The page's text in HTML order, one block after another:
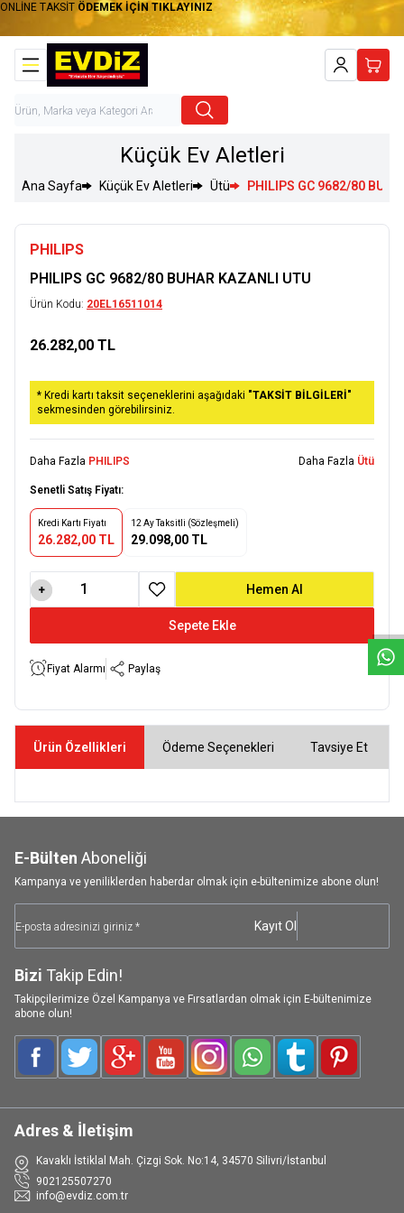
ONLİNE TAKSİT ÖDEMEK İÇİN TIKLAYINIZ
Hesabım
Küçük Ev Aletleri
Ana Sayfa Küçük Ev Aletleri Ütü PHILIPS GC 9682/80
PHILIPS
PHILIPS GC 9682/80 BUHAR KAZANLI UTU
Ürün Kodu: 20EL16511014
26.282,00 TL
* Kredi kartı taksit seçeneklerini aşağıdaki "TAKSİT BİLGİLERİ"
sekmesinden görebilirsiniz.
Daha Fazla PHILIPS Daha Fazla Ütü
Senetli Satış Fiyatı:
Kredi Kartı Fiyatı
26.282,00 TL
12 Ay Taksitli (Sözleşmeli)
29.098,00 TL
Sepete Ekle
Hemen Al
Favoriye Ekle
Fiyat Alarmı Paylaş
Ürün Özellikleri Ödeme Seçenekleri Tavsiye Et
E-Bülten Aboneliği
Kampanya ve yeniliklerden haberdar olmak için e-bültenimize abone olun!
Kayıt Ol
Bizi Takip Edin!
Takipçilerimize Özel Kampanya ve Fırsatlardan olmak için E-bültenimize
abone olun!
FacebookTwitterGoogle-PlusYoutubeInstagramWhatsAppTumblrPinterest
Adres & İletişim
Kavaklı İstiklal Mah. Çizgi Sok. No:14, 34570 Silivri/İstanbul
902125507270
info@evdiz.com.tr